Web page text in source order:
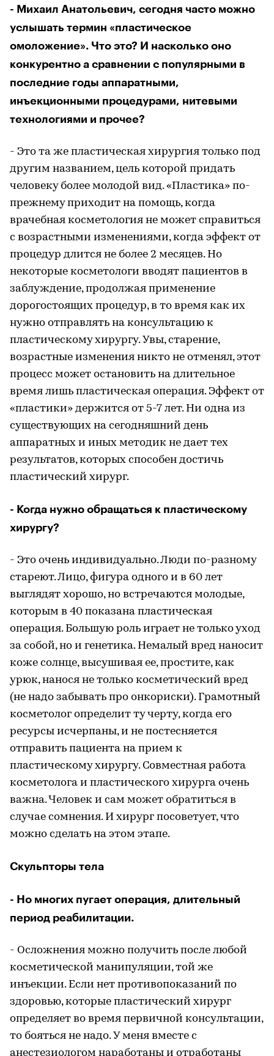
- Михаил Анатольевич, сегодня часто можно
услышать термин «пластическое
омоложение». Что это? И насколько оно
конкурентно а сравнении с популярными в
последние годы аппаратными,
инъекционными процедурами, нитевыми
технологиями и прочее?
- Это та же пластическая хирургия только под
другим названием, цель которой придать
человеку более молодой вид. «Пластика» по-
прежнему приходит на помощь, когда
врачебная косметология не может справиться
с возрастными изменениями, когда эффект от
процедур длится не более 2 месяцев. Но
некоторые косметологи вводят пациентов в
заблуждение, продолжая применение
дорогостоящих процедур, в то время как их
нужно отправлять на консультацию к
пластическому хирургу. Увы, старение,
возрастные изменения никто не отменял, этот
процесс может остановить на длительное
время лишь пластическая операция. Эффект от
«пластики» держится от 5-7 лет. Ни одна из
существующих на сегодняшний день
аппаратных и иных методик не дает тех
результатов, которых способен достичь
пластический хирург.
- Когда нужно обращаться к пластическому
хирургу?
- Это очень индивидуально. Люди по-разному
стареют. Лицо, фигура одного и в 60 лет
выглядят хорошо, но встречаются молодые,
которым в 40 показана пластическая
операция. Большую роль играет не только уход
за собой, но и генетика. Немалый вред наносит
коже солнце, высушивая ее, простите, как
урюк, нанося не только косметический вред
(не надо забывать про онкориски). Грамотный
косметолог определит ту черту, когда его
ресурсы исчерпаны, и не постесняется
отправить пациента на прием к
пластическому хирургу. Совместная работа
косметолога и пластического хирурга очень
важна. Человек и сам может обратиться в
случае сомнения. И хирург посоветует, что
можно сделать на этом этапе.
Скульпторы тела
- Но многих пугает операция, длительный
период реабилитации.
- Осложнения можно получить после любой
косметической манипуляции, той же
инъекции. Если нет противопоказаний по
здоровью, которые пластический хирург
определяет во время первичной консультации,
то бояться не надо. У меня вместе с
анестезиологом наработаны и отработаны